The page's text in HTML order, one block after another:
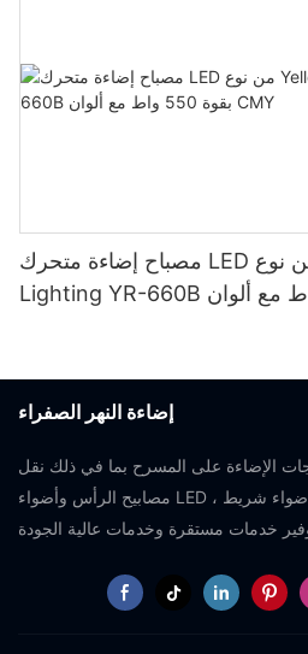
مصباح إضاءة متحرك LED من نوع Yellow River
إضاءة النهر الصفراء
الإضاءة على المسرح بما في ذلك نقل
مصابيح الرأس وأضواء LED ، وغسالات الجدران ، وأضواء شريط LED ،